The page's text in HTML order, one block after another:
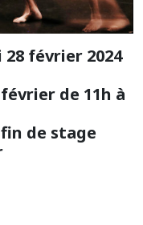
février 2024
de 11h à
de stage